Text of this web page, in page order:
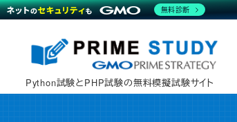
コ
Python試験とPHP試験の無料模擬試験サイト
無料診断